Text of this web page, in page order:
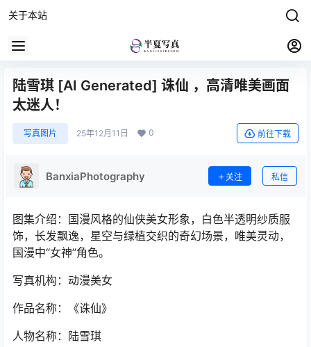
关于本站
陆雪琪 [AI Generated] 诛仙 ，高清唯美画面
太迷人！
写真图片 25年12月11日 0 前往下载
BanxiaPhotography 关注 私信
图集介绍：‌国漫风格的仙侠美女形象‌，‌白色半透明纱质服
饰‌，长发飘逸，‌星空与绿植交织的奇幻场景‌，唯美灵动‌，
国漫中“女神”角色。
写真机构：动漫美女
作品名称：《诛仙》
人物名称：陆雪琪